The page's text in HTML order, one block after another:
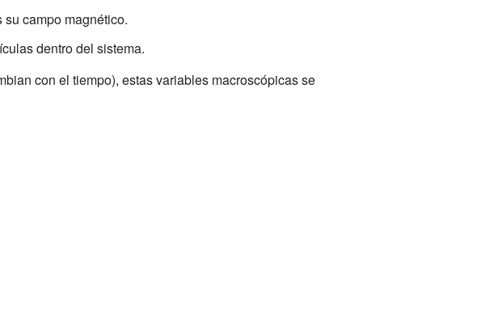
campo magnético.
dentro del sistema.
con el tiempo), estas variables macroscópicas se